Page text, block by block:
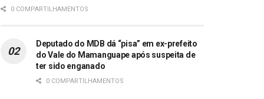
0 COMPARTILHAMENTOS
Deputado do MDB dá “pisa” em ex-prefeito
do Vale do Mamanguape após suspeita de
ter sido enganado
0 COMPARTILHAMENTOS